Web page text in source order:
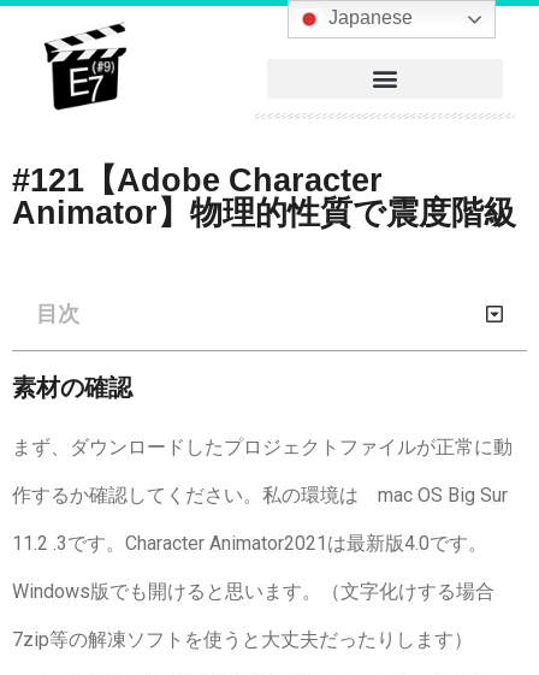
#121【Adobe Character
Animator】物理的性質で震度階級
目次
素材の確認
まず、ダウンロードしたプロジェクトファイルが正常に動
作するか確認してください。私の環境は mac OS Big Sur
11.2 .3です。Character Animator2021は最新版4.0です。
Windows版でも開けると思います。（文字化けする場合
7zip等の解凍ソフトを使うと大丈夫だったりします）
Japanese